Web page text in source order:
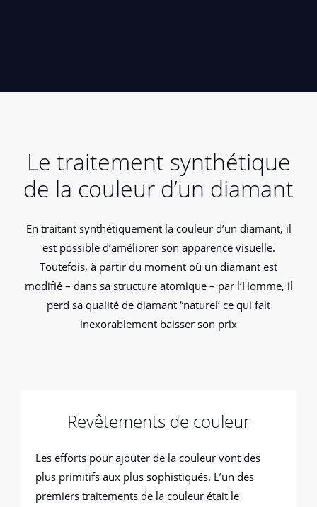
Le traitement synthétique
de la couleur d’un diamant
En traitant synthétiquement la couleur d’un diamant, il
est possible d’améliorer son apparence visuelle.
Toutefois, à partir du moment où un diamant est
modifié – dans sa structure atomique – par l’Homme, il
perd sa qualité de diamant “naturel’ ce qui fait
inexorablement baisser son prix
Revêtements de couleur
Les efforts pour ajouter de la couleur vont des
plus primitifs aux plus sophistiqués. L’un des
premiers traitements de la couleur était le